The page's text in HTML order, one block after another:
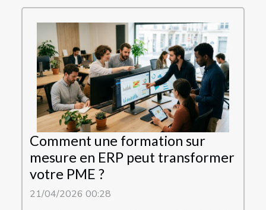
Comment une formation sur
mesure en ERP peut transformer
votre PME ?
21/04/2026 00:28